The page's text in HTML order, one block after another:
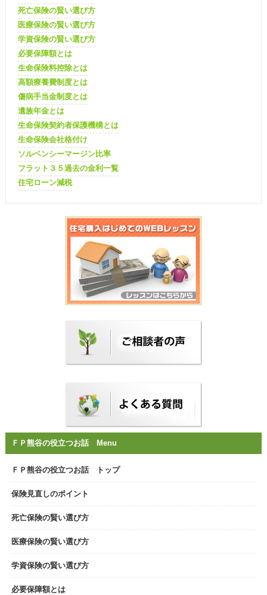
死亡保険の賢い選び方
医療保険の賢い選び方
学資保険の賢い選び方
必要保障額とは
生命保険料控除とは
高額療養費制度とは
傷病手当金制度とは
遺族年金とは
生命保険契約者保護機構とは
生命保険会社格付け
ソルベンシーマージン比率
フラット３５過去の金利一覧
住宅ローン減税
ＦＰ熊谷の役立つお話 Menu
ＦＰ熊谷の役立つお話 トップ
保険見直しのポイント
死亡保険の賢い選び方
医療保険の賢い選び方
学資保険の賢い選び方
必要保障額とは